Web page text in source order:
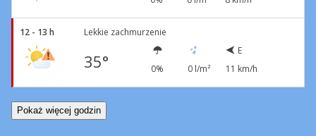
12 - 13 h Lekkie zachmurzenie
35° 0% 0 l/m²
E
11 km/h
Pokaż więcej godzin